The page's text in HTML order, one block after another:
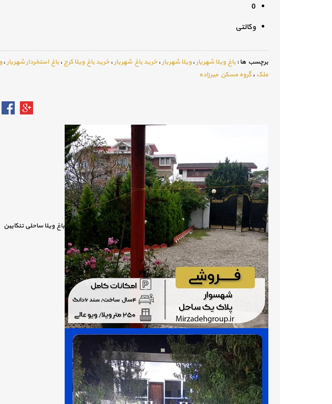
0
وکالتی
برچسب ها : باغ ویلا شهریار،ویلا شهریار، خرید باغ شهریار، خرید باغ ویلا کرج ، باغ استخردار شهریار،
ملک ، گروه مسکن میرزاده
باغ ویلا ساحلی تنکابین